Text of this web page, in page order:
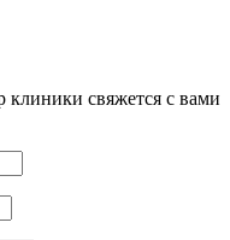
клиники свяжется с вами